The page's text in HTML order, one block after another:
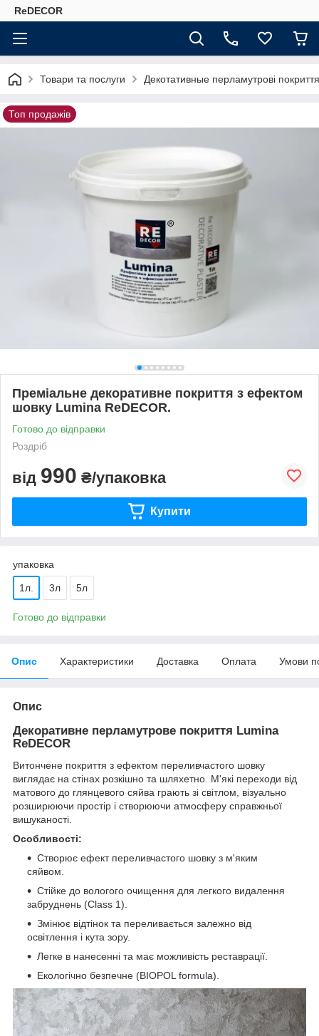
ReDECOR
Товари та послуги Декотативные перламутрові
Топ продажів
Преміальне декоративне покриття з ефектом
шовку Lumina ReDECOR.
Готово до відправки
Роздріб
від 990 ₴/упаковка
Купити
упаковка
1л. 3л 5л
Готово до відправки
Опис Характеристики Доставка Оплата Умови
Опис
Декоративне перламутрове покриття Lumina
ReDECOR
Витончене покриття з ефектом переливчастого шовку
виглядає на стінах розкішно та шляхетно. М'які переходи від
матового до глянцевого сяйва грають зі світлом, візуально
розширюючи простір і створюючи атмосферу справжньої
вишуканості.
Особливості:
Створює ефект переливчастого шовку з м'яким
сяйвом.
Стійке до вологого очищення для легкого видалення
забруднень (Class 1).
Змінює відтінок та переливається залежно від
освітлення і кута зору.
Легке в нанесенні та має можливість реставрації.
Екологічно безпечне (BIOPOL formula).